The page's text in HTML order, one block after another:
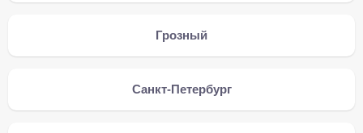
Грозный
Санкт-Петербург